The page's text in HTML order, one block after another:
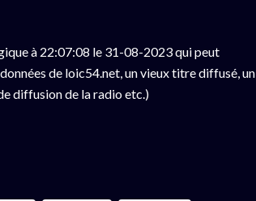
à 22:07:08 le 31-08-2023 qui peut
de loic54.net, un vieux titre diffusé, un
diffusion de la radio etc.)